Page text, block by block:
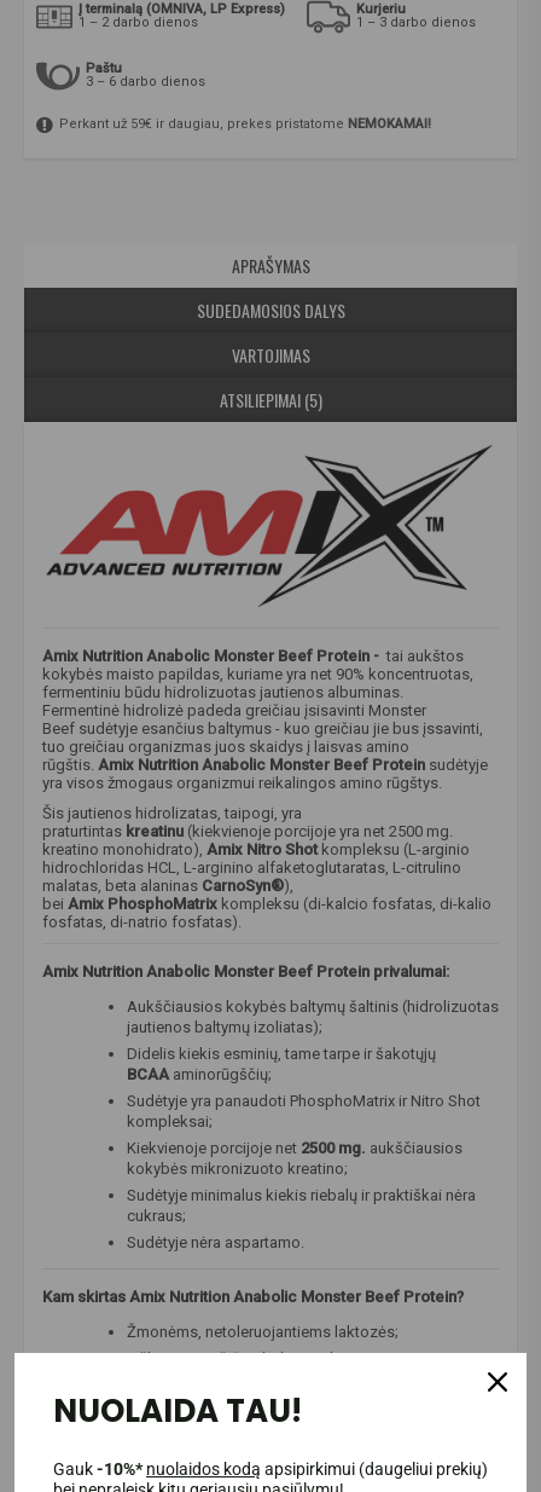
Į terminalą (OMNIVA, LP Express)
1 – 2 darbo dienos
Kurjeriu
1 – 3 darbo dienos
Paštu
3 – 6 darbo dienos
Perkant už 59€ ir daugiau, prekes pristatome NEMOKAMAI!
APRAŠYMAS
SUDEDAMOSIOS DALYS
VARTOJIMAS
ATSILIEPIMAI (5)
Amix Nutrition Anabolic Monster Beef Protein​ - tai aukštos
kokybės maisto papildas, kuriame yra net 90% koncentruotas,
fermentiniu būdu hidrolizuotas jautienos albuminas.
Fermentinė hidrolizė padeda greičiau įsisavinti Monster
Beef sudėtyje esančius baltymus - kuo greičiau jie bus įssavinti,
tuo greičiau organizmas juos skaidys į laisvas amino
rūgštis. Amix Nutrition Anabolic Monster Beef Protein sudėtyje
yra visos žmogaus organizmui reikalingos amino rūgštys.
Šis jautienos hidrolizatas, taipogi, yra
praturtintas kreatinu (kiekvienoje porcijoje yra net 2500 mg.
kreatino monohidrato), Amix Nitro Shotkompleksu (L-arginio
hidrochloridas HCL, L-arginino alfaketoglutaratas, L-citrulino
malatas, beta alaninas CarnoSyn®),
bei Amix PhosphoMatrix kompleksu (di-kalcio fosfatas, di-kalio
fosfatas, di-natrio fosfatas).
Amix Nutrition Anabolic Monster Beef Protein privalumai:
Aukščiausios kokybės baltymų šaltinis (hidrolizuotas
jautienos baltymų izoliatas);
Didelis kiekis esminių, tame tarpe ir šakotųjų
BCAA aminorūgščių;
Sudėtyje yra panaudoti PhosphoMatrix ir Nitro Shot
kompleksai;
Kiekvienoje porcijoje net 2500 mg. aukščiausios
kokybės mikronizuoto kreatino;
Sudėtyje minimalus kiekis riebalų ir praktiškai nėra
cukraus;
Sudėtyje nėra aspartamo.
Kam skirtas Amix Nutrition Anabolic Monster Beef Protein?
Žmonėms, netoleruojantiems laktozės;
Ieškantiems išrūgų baltymų alternatyvos;
Profesionaliems sportininkams ir mėgėjams;
produktų.
NUOLAIDA TAU!
Gauk-10%* nuolaidos kodą apsipirkimui (daugeliui prekių)